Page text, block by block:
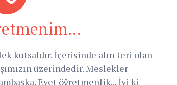
kutsaldır. İçerisinde alın teri olan
üzerindedir. Meslekler
Evet öğretmenlik... İyi ki